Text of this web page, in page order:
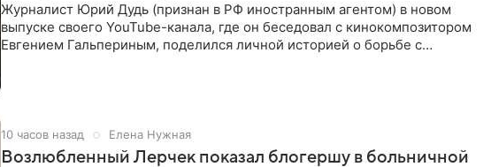
Журналист Юрий Дудь (признан в РФ иностранным агентом) в новом
выпуске своего YouTube-канала, где он беседовал с кинокомпозитором
Евгением Гальпериным, поделился личной историей о борьбе с
10 часов назад Елена Нужная
Возлюбленный Лерчек показал блогершу в больничной